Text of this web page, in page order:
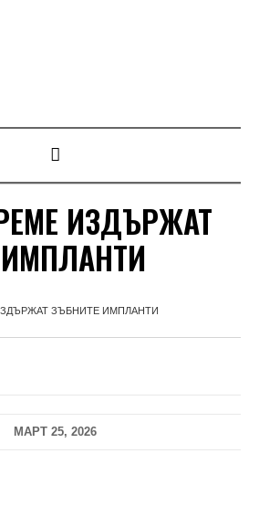
ИЗДЪРЖАТ
ЗЪБНИТЕ ИМПЛАНТИ
МАРТ 25, 2026